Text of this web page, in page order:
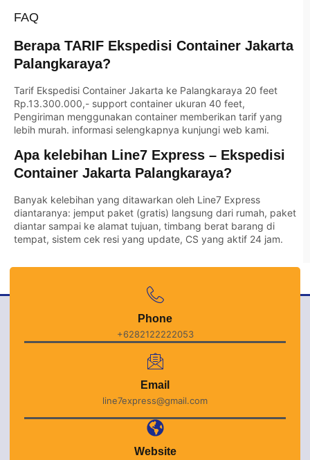
FAQ
Berapa TARIF Ekspedisi Container Jakarta
Palangkaraya?
Tarif Ekspedisi Container Jakarta ke Palangkaraya 20 feet
Rp.13.300.000,- support container ukuran 40 feet,
Pengiriman menggunakan container memberikan tarif yang
lebih murah. informasi selengkapnya kunjungi web kami.
Apa kelebihan Line7 Express – Ekspedisi
Container Jakarta Palangkaraya?
Banyak kelebihan yang ditawarkan oleh Line7 Express
diantaranya: jemput paket (gratis) langsung dari rumah, paket
diantar sampai ke alamat tujuan, timbang berat barang di
tempat, sistem cek resi yang update, CS yang aktif 24 jam.
Phone
+6282122222053
Email
line7express@gmail.com
Website